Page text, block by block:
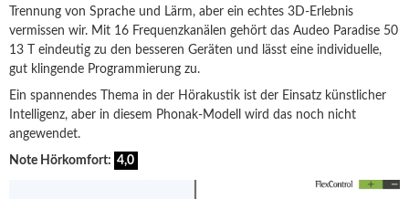
Trennung von Sprache und Lärm, aber ein echtes 3D-Erlebnis
vermissen wir. Mit 16 Frequenzkanälen gehört das Audeo Paradise 50
13 T eindeutig zu den besseren Geräten und lässt eine individuelle,
gut klingende Programmierung zu.
Ein spannendes Thema in der Hörakustik ist der Einsatz künstlicher
Intelligenz, aber in diesem Phonak-Modell wird das noch nicht
angewendet.
Note Hörkomfort: 4,0